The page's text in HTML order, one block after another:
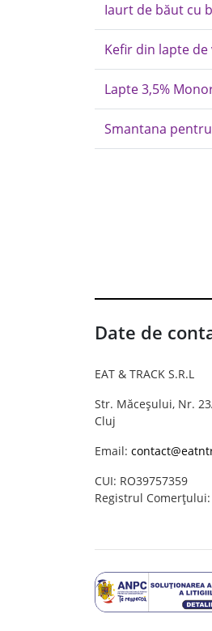
Iaurt de băut cu
Kefir din lapte de
Lapte 3,5%
Smantana
Date de
EAT & TRACK S.R.L
Str. Măceșului, Nr.
Cluj
Email:
CUI: RO39757359
Registrul Comerțului: